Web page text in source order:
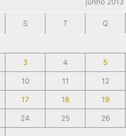
S T Q
3 4 5
10 11 12
17 18 19
24 25 26